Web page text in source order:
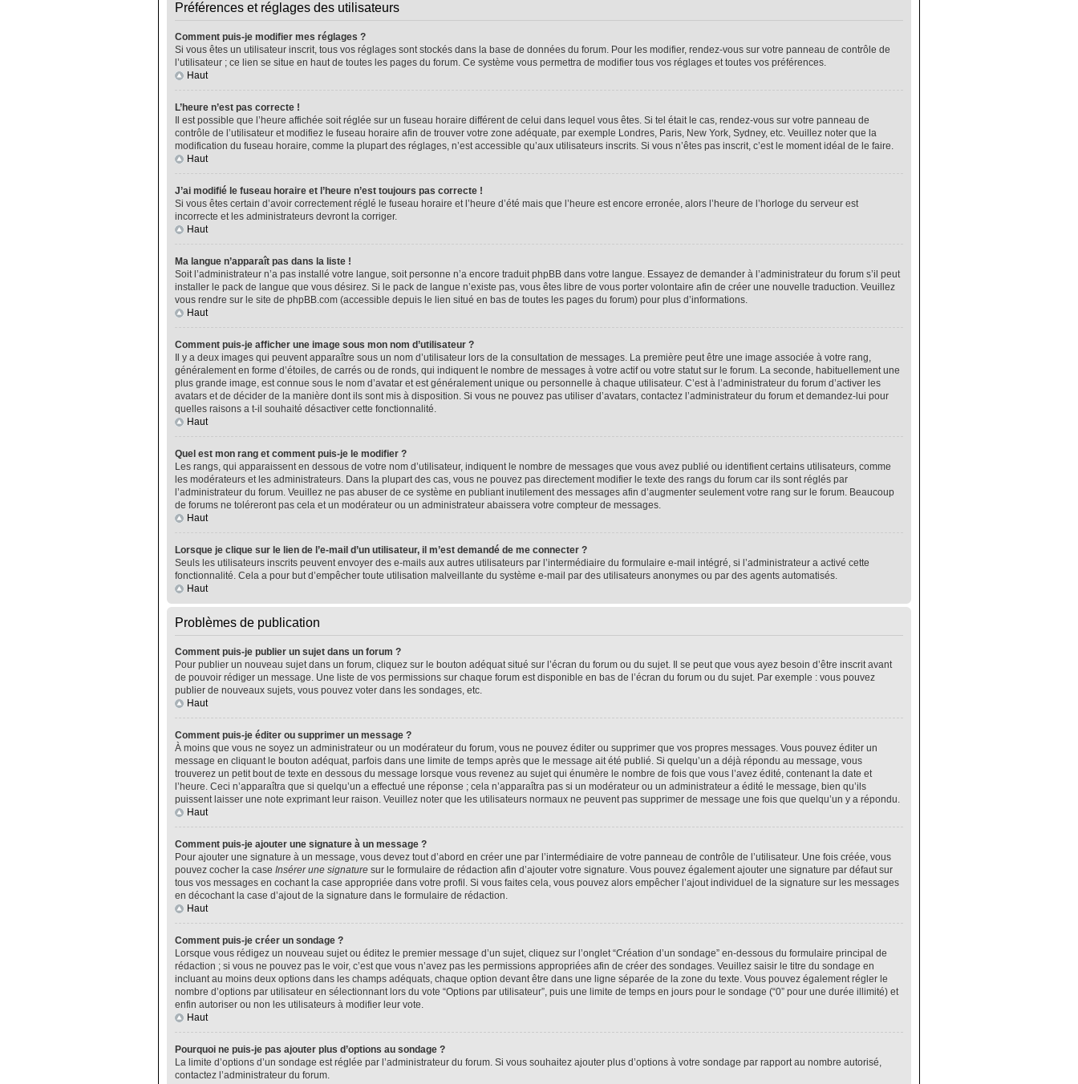
Préférences et réglages des utilisateurs
Comment puis-je modifier mes réglages ?
Si vous êtes un utilisateur inscrit, tous vos réglages sont stockés dans la base de données du forum. Pour les modifier, rendez-vous sur votre panneau de contrôle de
l’utilisateur ; ce lien se situe en haut de toutes les pages du forum. Ce système vous permettra de modifier tous vos réglages et toutes vos préférences.
Haut
L’heure n’est pas correcte !
Il est possible que l’heure affichée soit réglée sur un fuseau horaire différent de celui dans lequel vous êtes. Si tel était le cas, rendez-vous sur votre panneau de
contrôle de l’utilisateur et modifiez le fuseau horaire afin de trouver votre zone adéquate, par exemple Londres, Paris, New York, Sydney, etc. Veuillez noter que la
modification du fuseau horaire, comme la plupart des réglages, n’est accessible qu’aux utilisateurs inscrits. Si vous n’êtes pas inscrit, c’est le moment idéal de le faire.
Haut
J’ai modifié le fuseau horaire et l’heure n’est toujours pas correcte !
Si vous êtes certain d’avoir correctement réglé le fuseau horaire et l’heure d’été mais que l’heure est encore erronée, alors l’heure de l’horloge du serveur est
incorrecte et les administrateurs devront la corriger.
Haut
Ma langue n’apparaît pas dans la liste !
Soit l’administrateur n’a pas installé votre langue, soit personne n’a encore traduit phpBB dans votre langue. Essayez de demander à l’administrateur du forum s’il peut
installer le pack de langue que vous désirez. Si le pack de langue n’existe pas, vous êtes libre de vous porter volontaire afin de créer une nouvelle traduction. Veuillez
vous rendre sur le site de phpBB.com (accessible depuis le lien situé en bas de toutes les pages du forum) pour plus d’informations.
Haut
Comment puis-je afficher une image sous mon nom d’utilisateur ?
Il y a deux images qui peuvent apparaître sous un nom d’utilisateur lors de la consultation de messages. La première peut être une image associée à votre rang,
généralement en forme d’étoiles, de carrés ou de ronds, qui indiquent le nombre de messages à votre actif ou votre statut sur le forum. La seconde, habituellement une
plus grande image, est connue sous le nom d’avatar et est généralement unique ou personnelle à chaque utilisateur. C’est à l’administrateur du forum d’activer les
avatars et de décider de la manière dont ils sont mis à disposition. Si vous ne pouvez pas utiliser d’avatars, contactez l’administrateur du forum et demandez-lui pour
quelles raisons a t-il souhaité désactiver cette fonctionnalité.
Haut
Quel est mon rang et comment puis-je le modifier ?
Les rangs, qui apparaissent en dessous de votre nom d’utilisateur, indiquent le nombre de messages que vous avez publié ou identifient certains utilisateurs, comme
les modérateurs et les administrateurs. Dans la plupart des cas, vous ne pouvez pas directement modifier le texte des rangs du forum car ils sont réglés par
l’administrateur du forum. Veuillez ne pas abuser de ce système en publiant inutilement des messages afin d’augmenter seulement votre rang sur le forum. Beaucoup
de forums ne toléreront pas cela et un modérateur ou un administrateur abaissera votre compteur de messages.
Haut
Lorsque je clique sur le lien de l’e-mail d’un utilisateur, il m’est demandé de me connecter ?
Seuls les utilisateurs inscrits peuvent envoyer des e-mails aux autres utilisateurs par l’intermédiaire du formulaire e-mail intégré, si l’administrateur a activé cette
fonctionnalité. Cela a pour but d’empêcher toute utilisation malveillante du système e-mail par des utilisateurs anonymes ou par des agents automatisés.
Haut
Problèmes de publication
Comment puis-je publier un sujet dans un forum ?
Pour publier un nouveau sujet dans un forum, cliquez sur le bouton adéquat situé sur l’écran du forum ou du sujet. Il se peut que vous ayez besoin d’être inscrit avant
de pouvoir rédiger un message. Une liste de vos permissions sur chaque forum est disponible en bas de l’écran du forum ou du sujet. Par exemple : vous pouvez
publier de nouveaux sujets, vous pouvez voter dans les sondages, etc.
Haut
Comment puis-je éditer ou supprimer un message ?
À moins que vous ne soyez un administrateur ou un modérateur du forum, vous ne pouvez éditer ou supprimer que vos propres messages. Vous pouvez éditer un
message en cliquant le bouton adéquat, parfois dans une limite de temps après que le message ait été publié. Si quelqu’un a déjà répondu au message, vous
trouverez un petit bout de texte en dessous du message lorsque vous revenez au sujet qui énumère le nombre de fois que vous l’avez édité, contenant la date et
l’heure. Ceci n’apparaîtra que si quelqu’un a effectué une réponse ; cela n’apparaîtra pas si un modérateur ou un administrateur a édité le message, bien qu’ils
puissent laisser une note exprimant leur raison. Veuillez noter que les utilisateurs normaux ne peuvent pas supprimer de message une fois que quelqu’un y a répondu.
Haut
Comment puis-je ajouter une signature à un message ?
Pour ajouter une signature à un message, vous devez tout d’abord en créer une par l’intermédiaire de votre panneau de contrôle de l’utilisateur. Une fois créée, vous
pouvez cocher la case Insérer une signature sur le formulaire de rédaction afin d’ajouter votre signature. Vous pouvez également ajouter une signature par défaut sur
tous vos messages en cochant la case appropriée dans votre profil. Si vous faites cela, vous pouvez alors empêcher l’ajout individuel de la signature sur les messages
en décochant la case d’ajout de la signature dans le formulaire de rédaction.
Haut
Comment puis-je créer un sondage ?
Lorsque vous rédigez un nouveau sujet ou éditez le premier message d’un sujet, cliquez sur l’onglet “Création d’un sondage” en-dessous du formulaire principal de
rédaction ; si vous ne pouvez pas le voir, c’est que vous n’avez pas les permissions appropriées afin de créer des sondages. Veuillez saisir le titre du sondage en
incluant au moins deux options dans les champs adéquats, chaque option devant être dans une ligne séparée de la zone du texte. Vous pouvez également régler le
nombre d’options par utilisateur en sélectionnant lors du vote “Options par utilisateur”, puis une limite de temps en jours pour le sondage (“0” pour une durée illimité) et
enfin autoriser ou non les utilisateurs à modifier leur vote.
Haut
Pourquoi ne puis-je pas ajouter plus d’options au sondage ?
La limite d’options d’un sondage est réglée par l’administrateur du forum. Si vous souhaitez ajouter plus d’options à votre sondage par rapport au nombre autorisé,
contactez l’administrateur du forum.